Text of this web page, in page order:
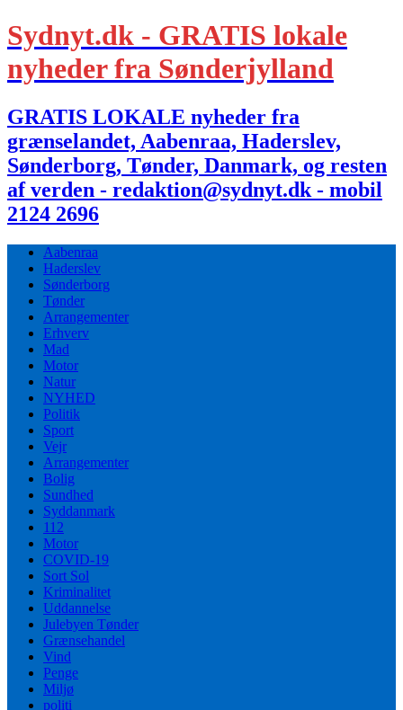
Sydnyt.dk - GRATIS lokale
nyheder fra Sønderjylland
GRATIS LOKALE nyheder fra
grænselandet, Aabenraa, Haderslev,
Sønderborg, Tønder, Danmark, og resten
af verden - redaktion@sydnyt.dk - mobil
2124 2696
Aabenraa
Haderslev
Sønderborg
Tønder
Arrangementer
Erhverv
Mad
Motor
Natur
NYHED
Politik
Sport
Vejr
Arrangementer
Bolig
Sundhed
Syddanmark
112
Motor
COVID-19
Sort Sol
Kriminalitet
Uddannelse
Julebyen Tønder
Grænsehandel
Vind
Penge
Miljø
politi